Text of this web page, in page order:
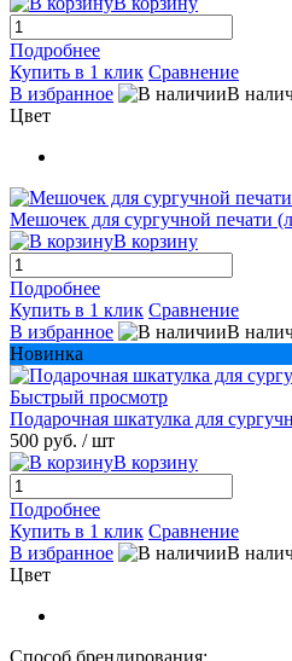
Подробнее
Купить в 1 клик Сравнение
В избранное
В
Цвет
Мешочек для сургучной печати
В корзину
Подробнее
Купить в 1 клик Сравнение
В избранное
В
Новинка
Быстрый просмотр
Подарочная шкатулка для
500 руб. / шт
В корзину
Подробнее
Купить в 1 клик Сравнение
В избранное
В
Цвет